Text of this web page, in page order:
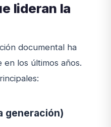
lideran la
documental ha
los últimos años.
generación)